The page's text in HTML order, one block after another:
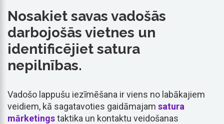
Nosakiet savas vadošās
darbojošās vietnes un
identificējiet satura
nepilnības.
Vadošo lappušu iezīmēšana ir viens no labākajiem
veidiem, kā sagatavoties gaidāmajam satura
mārketingstaktika un kontaktu veidošanas